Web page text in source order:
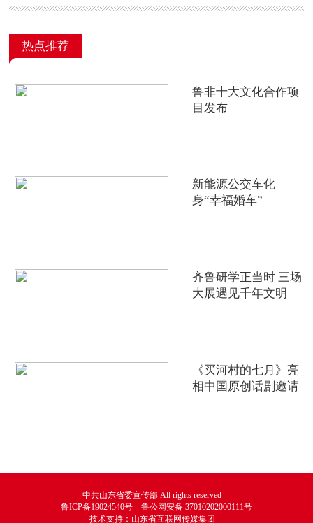
热点推荐
鲁非十大文化合作项
目发布
新能源公交车化
身“幸福婚车”
齐鲁研学正当时 三场
大展遇见千年文明
《买河村的七月》亮
相中国原创话剧邀请
中共山东省委宣传部 All rights reserved
鲁ICP备19024540号 鲁公网安备 37010202000111号
技术支持：山东省互联网传媒集团